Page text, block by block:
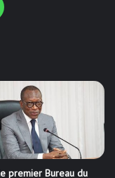
premier Bureau du